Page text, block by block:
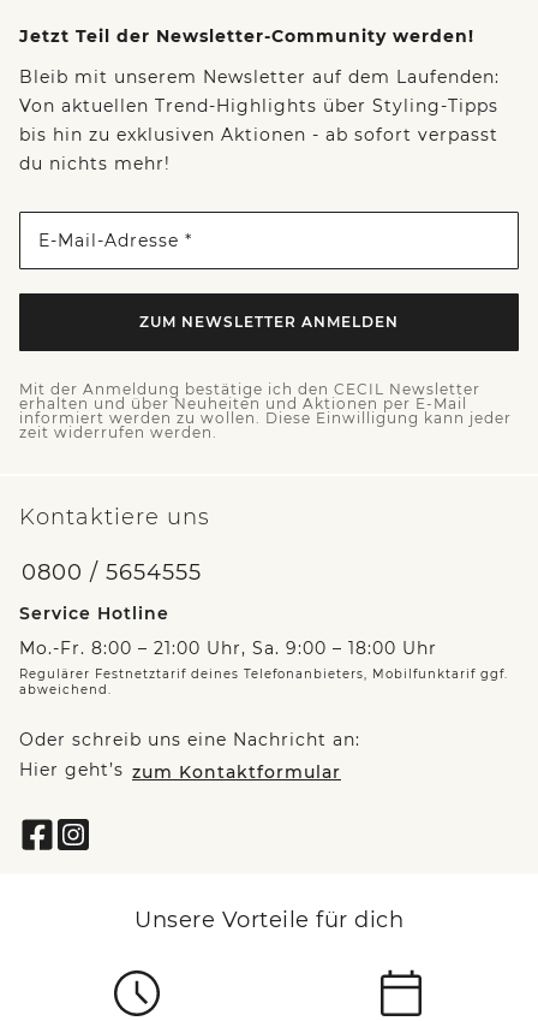
Jetzt Teil der Newsletter-Community werden!
Bleib mit unserem Newsletter auf dem Laufenden:
Von aktuellen Trend-Highlights über Styling-Tipps
bis hin zu exklusiven Aktionen - ab sofort verpasst
du nichts mehr!
E-Mail-Adresse *
ZUM NEWSLETTER ANMELDEN
Mit der Anmeldung bestätige ich den CECIL Newsletter
erhalten und über Neuheiten und Aktionen per E-Mail
informiert werden zu wollen. Diese Einwilligung kann jeder
zeit widerrufen werden.
Kontaktiere uns
0800 / 5654555
Service Hotline
Mo.-Fr. 8:00 – 21:00 Uhr, Sa. 9:00 – 18:00 Uhr
Regulärer Festnetztarif deines Telefonanbieters, Mobilfunktarif ggf.
abweichend.
Oder schreib uns eine Nachricht an:
Hier geht’s zum Kontaktformular
Unsere Vorteile für dich